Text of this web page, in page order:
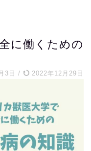
に働くための
3日 / 2022年12月29日